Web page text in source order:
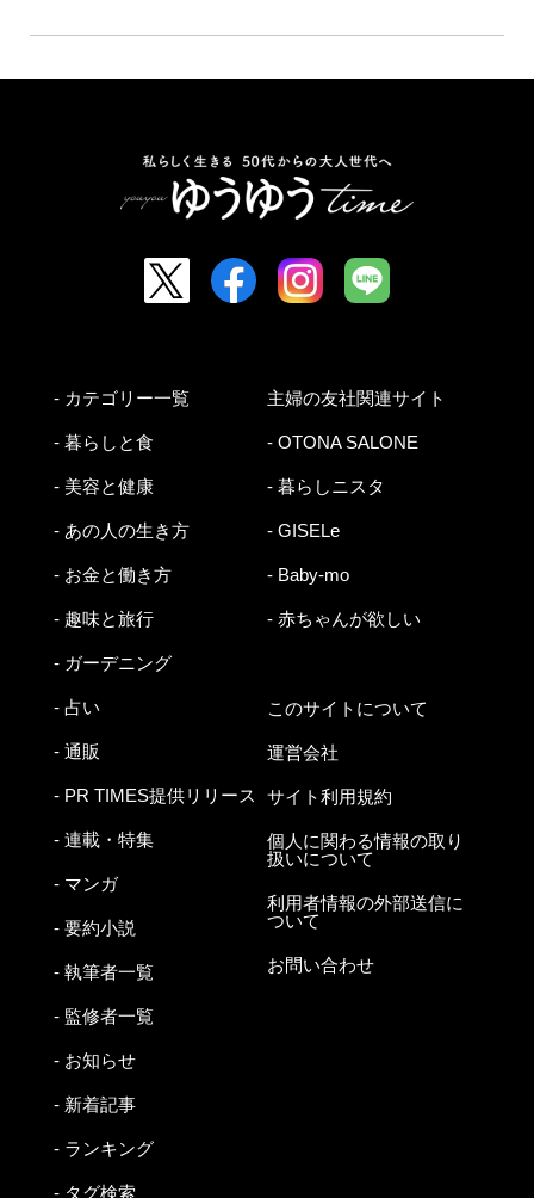
- カテゴリー一覧
- 暮らしと食
- 美容と健康
- あの人の生き方
- お金と働き方
- 趣味と旅行
- ガーデニング
- 占い
- 通販
- PR TIMES提供リリース
- 連載・特集
- マンガ
- 要約小説
- 執筆者一覧
- 監修者一覧
- お知らせ
- 新着記事
- ランキング
- タグ検索
主婦の友社関連サイト
- OTONA SALONE
- 暮らしニスタ
- GISELe
- Baby-mo
- 赤ちゃんが欲しい
このサイトについて
運営会社
サイト利用規約
個人に関わる情報の取り
扱いについて
利用者情報の外部送信に
ついて
お問い合わせ